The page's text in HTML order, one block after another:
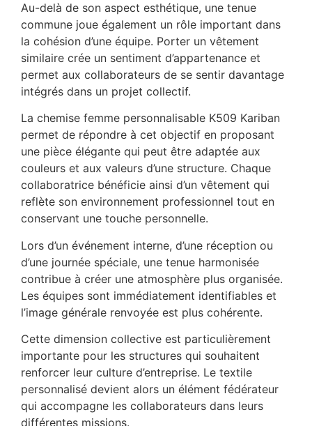
Au-delà de son aspect esthétique, une tenue
commune joue également un rôle important dans
la cohésion d’une équipe. Porter un vêtement
similaire crée un sentiment d’appartenance et
permet aux collaborateurs de se sentir davantage
intégrés dans un projet collectif.
La chemise femme personnalisable K509 Kariban
permet de répondre à cet objectif en proposant
une pièce élégante qui peut être adaptée aux
couleurs et aux valeurs d’une structure. Chaque
collaboratrice bénéficie ainsi d’un vêtement qui
reflète son environnement professionnel tout en
conservant une touche personnelle.
Lors d’un événement interne, d’une réception ou
d’une journée spéciale, une tenue harmonisée
contribue à créer une atmosphère plus organisée.
Les équipes sont immédiatement identifiables et
l’image générale renvoyée est plus cohérente.
Cette dimension collective est particulièrement
importante pour les structures qui souhaitent
renforcer leur culture d’entreprise. Le textile
personnalisé devient alors un élément fédérateur
qui accompagne les collaborateurs dans leurs
différentes missions.